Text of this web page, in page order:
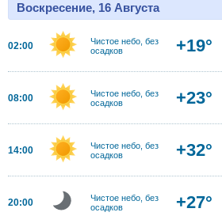
Воскресение, 16 Августа
02:00
Чистое небо, без
осадков
+19°
08:00
Чистое небо, без
осадков
+23°
14:00
Чистое небо, без
осадков
+32°
20:00
Чистое небо, без
осадков
+27°